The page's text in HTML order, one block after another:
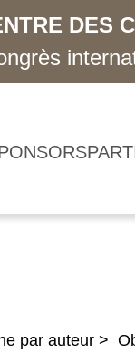
DES
par auteur >